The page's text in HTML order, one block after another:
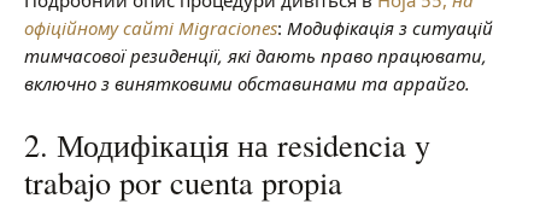
офіційному сайті Migraciones: Модифікація з ситуацій
тимчасової резиденції, які дають право працювати,
включно з винятковими обставинами та аррайго.
2. Модифікація на residencia y
trabajo por cuenta propia